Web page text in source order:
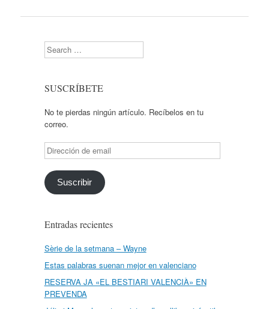
Search
SUSCRÍBETE
No te pierdas ningún artículo. Recíbelos en tu
correo.
Dirección
de
email
Suscribir
Entradas recientes
Sèrie de la setmana – Wayne
Estas palabras suenan mejor en valenciano
RESERVA JA «EL BESTIARI VALENCIÀ» EN
PREVENDA